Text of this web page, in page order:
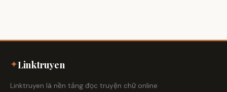
✦Linktruyen
Linktruyen là nền tảng đọc truyện chữ online